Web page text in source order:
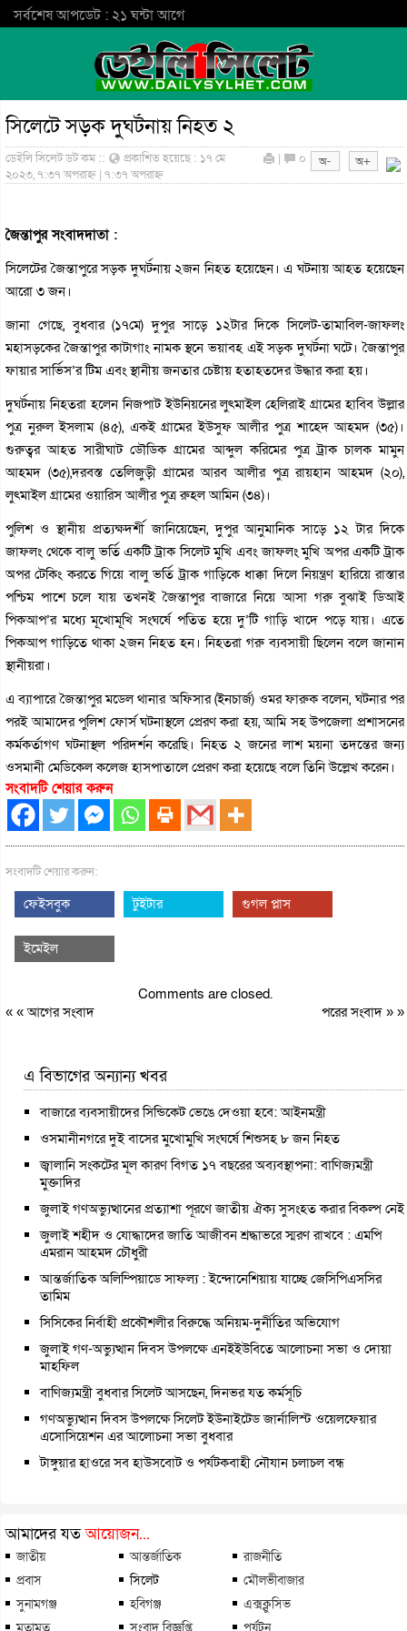
সর্বশেষ আপডেট : ২১ ঘন্টা আগে
সিলেটে সড়ক দুঘর্টনায় নিহত ২
ডেইলি সিলেট ডট কম ::
প্রকাশিত হয়েছে : ১৭ মে
২০২৩, ৭:৩৭ অপরাহ্ন | ৭:৩৭ অপরাহ্ন
| ০
জৈন্তাপুর সংবাদদাতা :
সিলেটের জৈন্তাপুরে সড়ক দুঘর্টনায় ২জন নিহত হয়েছেন। এ ঘটনায় আহত হয়েছেন
আরো ৩ জন।
জানা গেছে, বুধবার (১৭মে) দুপুর সাড়ে ১২টার দিকে সিলেট-তামাবিল-জাফলং
মহাসড়কের জৈন্তাপুর কাটাগাং নামক স্থনে ভয়াবহ এই সড়ক দুঘর্টনা ঘটে। জৈন্তাপুর
ফায়ার সার্ভিস’র টিম এবং স্থানীয় জনতার চেষ্টায় হতাহতদের উদ্ধার করা হয়।
দুঘর্টনায় নিহতরা হলেন নিজপাট ইউনিয়নের লুৎমাইল হেলিরাই গ্রামের হাবিব উল্লার
পুত্র নুরুল ইসলাম (৪৫), একই গ্রামের ইউসুফ আলীর পুত্র শাহেদ আহমদ (৩৫)।
গুরুত্বর আহত সারীঘাট ডৌডিক গ্রামের আব্দুল করিমের পুত্র ট্রাক চালক মামুন
আহমদ (৩৫),দরবস্ত তেলিজুড়ী গ্রামের আরব আলীর পুত্র রায়হান আহমদ (২০),
লুৎমাইল গ্রামের ওয়ারিস আলীর পুত্র রুহল আমিন (৩৪)।
পুলিশ ও স্থানীয় প্রত্যক্ষদর্শী জানিয়েছেন, দুপুর আনুমানিক সাড়ে ১২ টার দিকে
জাফলং থেকে বালু ভর্তি একটি ট্রাক সিলেট মুখি এবং জাফলং মুখি অপর একটি ট্রাক
অপর টেকিং করতে গিয়ে বালু ভর্তি ট্রাক গাড়িকে ধাক্কা দিলে নিয়ন্ত্রণ হারিয়ে রাস্তার
পশ্চিম পাশে চলে যায় তখনই জৈন্তাপুর বাজারে নিয়ে আসা গরু বুঝাই ডিআই
পিকআপ’র মধ্যে মূখোমূখি সংঘর্ষে পতিত হয়ে দু’টি গাড়ি খাদে পড়ে যায়। এতে
পিকআপ গাড়িতে থাকা ২জন নিহত হন। নিহতরা গরু ব্যবসায়ী ছিলেন বলে জানান
স্থানীয়রা।
এ ব্যাপারে জৈন্তাপুর মডেল থানার অফিসার (ইনচার্জ) ওমর ফারুক বলেন, ঘটনার পর
পরই আমাদের পুলিশ ফোর্স ঘটনাস্থলে প্রেরণ করা হয়, আমি সহ উপজেলা প্রশাসনের
কর্মকর্তাগণ ঘটনাস্থল পরিদর্শন করেছি। নিহত ২ জনের লাশ ময়না তদন্তের জন্য
ওসমানী মেডিকেল কলেজ হাসপাতালে প্রেরণ করা হয়েছে বলে তিনি উল্লেখ করেন।
সংবাদটি শেয়ার করুন
সংবাদটি শেয়ার করুন:
ফেইসবুক টুইটার গুগল প্লাস
ইমেইল
Comments are closed.
« «আগের সংবাদ পরের সংবাদ» »
এ বিভাগের অন্যান্য খবর
বাজারে ব্যবসায়ীদের সিন্ডিকেট ভেঙে দেওয়া হবে: আইনমন্ত্রী
ওসমানীনগরে দুই বাসের মুখোমুখি সংঘর্ষে শিশুসহ ৮ জন নিহত
জ্বালানি সংকটের মূল কারণ বিগত ১৭ বছরের অব্যবস্থাপনা: বাণিজ্যমন্ত্রী
মুক্তাদির
জুলাই গণঅভ্যুত্থানের প্রত্যাশা পূরণে জাতীয় ঐক্য সুসংহত করার বিকল্প নেই
জুলাই শহীদ ও যোদ্ধাদের জাতি আজীবন শ্রদ্ধাভরে স্মরণ রাখবে : এমপি
এমরান আহমদ চৌধুরী
আন্তর্জাতিক অলিম্পিয়াডে সাফল্য : ইন্দোনেশিয়ায় যাচ্ছে জেসিপিএসসির
তামিম
সিসিকের নির্বাহী প্রকৌশলীর বিরুদ্ধে অনিয়ম-দুর্নীতির অভিযোগ
জুলাই গণ-অভ্যুত্থান দিবস উপলক্ষে এনইইউবিতে আলোচনা সভা ও দোয়া
মাহফিল
বাণিজ্যমন্ত্রী বুধবার সিলেট আসছেন, দিনভর যত কর্মসূচি
গণঅভ্যুত্থান দিবস উপলক্ষে সিলেট ইউনাইটেড জার্নালিস্ট ওয়েলফেয়ার
এসোসিয়েশন এর আলোচনা সভা বুধবার
টাঙ্গুয়ার হাওরে সব হাউসবোট ও পর্যটকবাহী নৌযান চলাচল বন্ধ
আমাদের যতআয়োজন...
জাতীয় আন্তর্জাতিক
রাজনীতি
প্রবাস
সিলেট
মৌলভীবাজার
সুনামগঞ্জ
হবিগঞ্জ
এক্সক্লুসিভ
মতামত
সংবাদ বিজ্ঞপ্তি পর্যটন